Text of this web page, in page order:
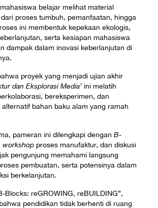
belajar melihat material
proses tumbuh, pemanfaatan, hingga
ini membentuk kepekaan ekologis,
serta kesiapan mahasiswa
dampak dalam inovasi keberlanjutan di
proyek yang menjadi ujian akhir
dan Eksplorasi Media’ ini melatih
bereksperimen, dan
bahan baku alam yang ramah
pameran ini dilengkapi dengan B-
workshop proses manufaktur, dan diskusi
pengunjung memahami langsung
pembuatan, serta potensinya dalam
berkelanjutan.
Blocks: reGROWING, reBUILDING”,
pendidikan tidak berhenti di ruang